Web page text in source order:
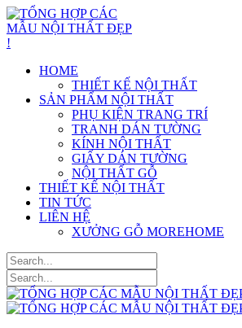
HOME
THIẾT KẾ NỘI THẤT
SẢN PHẨM NỘI THẤT
PHỤ KIỆN TRANG TRÍ
TRANH DÁN TƯỜNG
KÍNH NỘI THẤT
GIẤY DÁN TƯỜNG
NỘI THẤT GỖ
THIẾT KẾ NỘI THẤT
TIN TỨC
LIÊN HỆ
XƯỞNG GỖ MOREHOME